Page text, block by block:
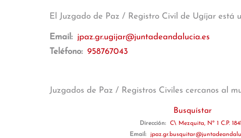
El Juzgado de Paz / Registro Civil de Ugíjar está
Email: jpaz.gr.ugijar@juntadeandalucia.es
Teléfono: 958767043
Juzgados de Paz / Registros Civiles cercanos al
Busquístar
Dirección:
C\ Mezquita, Nº 1 C.P.
Email: